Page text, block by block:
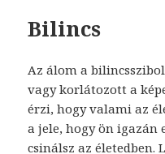
Bilincs
Az álom a
vagy korlátozott a
érzi, hogy valami az
a jele, hogy ön igazán
csinálsz az életedben.